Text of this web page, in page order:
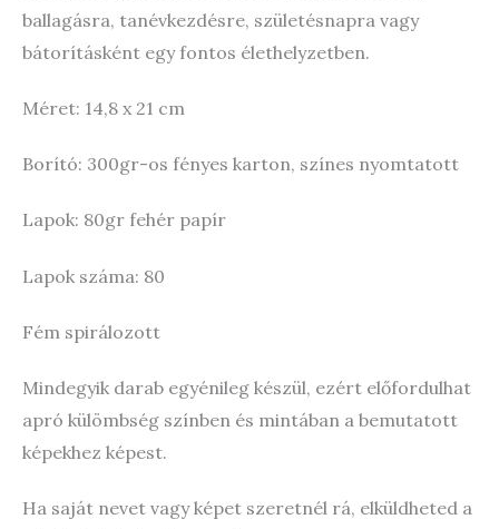
ballagásra, tanévkezdésre, születésnapra vagy
bátorításként egy fontos élethelyzetben.
Méret: 14,8 x 21 cm
Borító: 300gr-os fényes karton, színes nyomtatott
Lapok: 80gr fehér papír
Lapok száma: 80
Fém spirálozott
Mindegyik darab egyénileg készül, ezért előfordulhat
apró külömbség színben és mintában a bemutatott
képekhez képest.
Ha saját nevet vagy képet szeretnél rá, elküldheted a